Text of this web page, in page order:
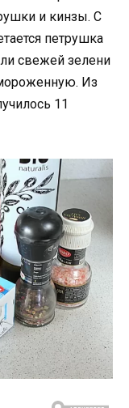
и кинзы. С
петрушка
свежей зелени
Из
11